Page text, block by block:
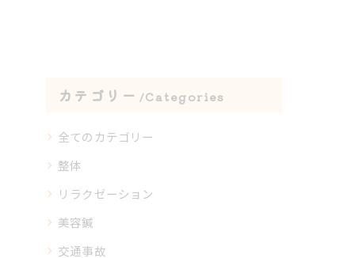
カテゴリー Categories
全てのカテゴリー
整体
リラクゼーション
美容鍼
交通事故